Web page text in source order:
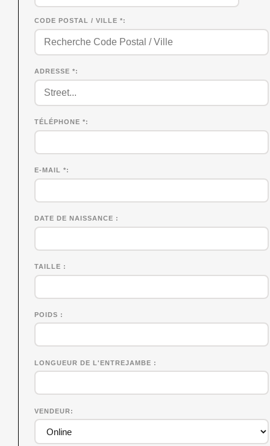
CODE POSTAL / VILLE *
ADRESSE *
TÉLÉPHONE *
E-MAIL *
DATE DE NAISSANCE
TAILLE
POIDS
LONGUEUR DE L'ENTREJAMBE
VENDEUR